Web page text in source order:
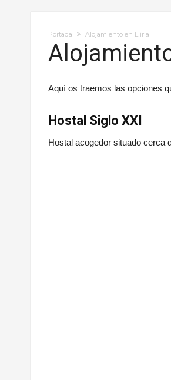
Portada Alojamiento en Llíria
Aquí os traemos las opciones
Hostal Siglo XXI
Hostal acogedor situado cerca